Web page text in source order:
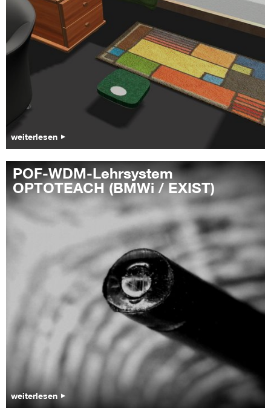
weiterlesen
POF-WDM-Lehrsystem
OPTOTEACH (BMWi / EXIST)
weiterlesen